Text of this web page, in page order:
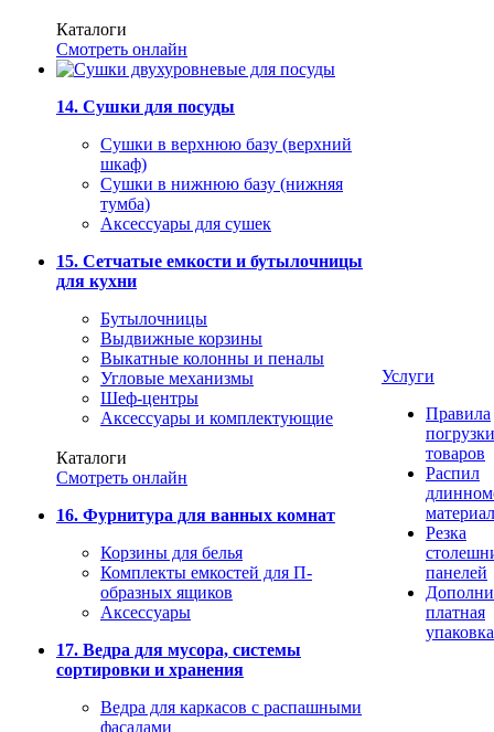
Каталоги
Смотреть онлайн
14. Сушки для посуды
Сушки в верхнюю базу (верхний
шкаф)
Сушки в нижнюю базу (нижняя
тумба)
Аксессуары для сушек
15. Сетчатые емкости и бутылочницы
для кухни
Бутылочницы
Выдвижные корзины
Выкатные колонны и пеналы
Угловые механизмы
Шеф-центры
Аксессуары и комплектующие
Каталоги
Смотреть онлайн
16. Фурнитура для ванных комнат
Корзины для белья
Комплекты емкостей для П-
образных ящиков
Аксессуары
17. Ведра для мусора, системы
сортировки и хранения
Ведра для каркасов с распашными
фасадами
Услуги
Правила
погрузки
товаров
Распил
Резка
панелей
платная
упаковка